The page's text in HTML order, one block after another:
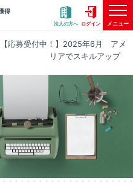
得
法人の方へ ログイン メニュー
【応募受付中！】2025年6月 アメ
リアでスキルアップ